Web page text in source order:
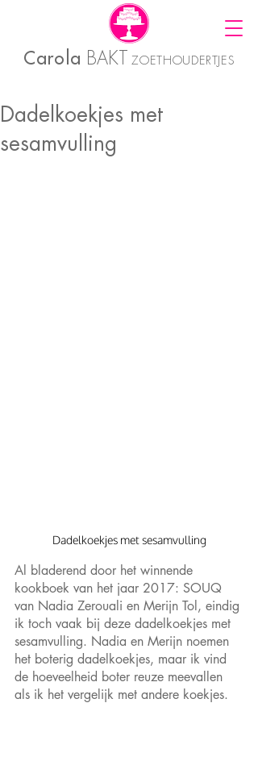
Carola BAKT ZOETHOUDERTJES
Dadelkoekjes met
sesamvulling
Dadelkoekjes met sesamvulling
Al bladerend door het winnende
kookboek van het jaar 2017: SOUQ
van Nadia Zerouali en Merijn Tol, eindig
ik toch vaak bij deze dadelkoekjes met
sesamvulling. Nadia en Merijn noemen
het boterig dadelkoekjes, maar ik vind
de hoeveelheid boter reuze meevallen
als ik het vergelijk met andere koekjes.